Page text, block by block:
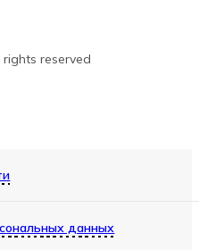
rights reserved
данных